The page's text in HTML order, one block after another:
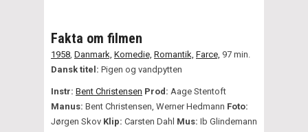
Fakta om filmen
1958 Danmark, Komedie, Romantik, Farce, 97 min.
Dansk titel: Pigen og vandpytten
Instr: Bent Christensen Prod: Aage Stentoft
Manus: Bent Christensen, Werner Hedmann Foto:
Jørgen Skov Klip: Carsten Dahl Mus: Ib Glindemann